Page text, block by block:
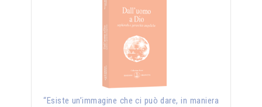
“Esiste un’immagine che ci può dare, in maniera